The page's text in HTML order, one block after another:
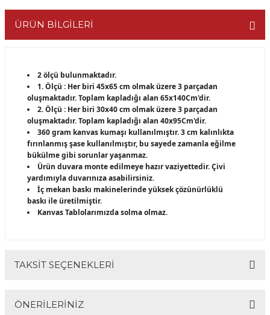
ÜRÜN BİLGİLERİ
2 ölçü bulunmaktadır.
1. Ölçü : Her biri 45x65 cm olmak üzere 3 parçadan
oluşmaktadır. Toplam kapladığı alan 65x140Cm'dir.
2. Ölçü : Her biri 30x40 cm olmak üzere 3 parçadan
oluşmaktadır. Toplam kapladığı alan 40x95Cm'dir.
360 gram kanvas kumaşı kullanılmıştır. 3 cm kalınlıkta
fırınlanmış şase kullanılmıştır, bu sayede zamanla eğilme
bükülme gibi sorunlar yaşanmaz.
Ürün duvara monte edilmeye hazır vaziyettedir. Çivi
yardımıyla duvarınıza asabilirsiniz.
İç mekan baskı makinelerinde yüksek çözünürlüklü
baskı ile üretilmiştir.
Kanvas Tablolarımızda solma olmaz.
TAKSİT SEÇENEKLERİ
ÖNERİLERİNİZ